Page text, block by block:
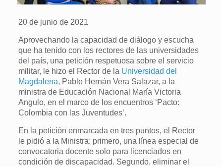
20 de junio de 2021
Aprovechando la capacidad de diálogo y escucha
que ha tenido con los rectores de las universidades
del país, una petición respetuosa sobre el servicio
militar, le hizo el Rector de la Universidad del
Magdalena, Pablo Hernán Vera Salazar, a la
ministra de Educación Nacional María Victoria
Angulo, en el marco de los encuentros ‘Pacto:
Colombia con las Juventudes’.
En la petición enmarcada en tres puntos, el Rector
le pidió a la Ministra: primero, una línea especial de
convocatoria docente solo para licenciados en
condición de discapacidad. Segundo, eliminar el